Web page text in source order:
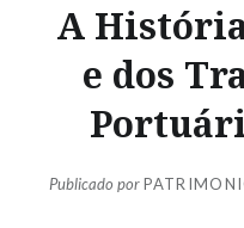
A
e dos
Publicado por